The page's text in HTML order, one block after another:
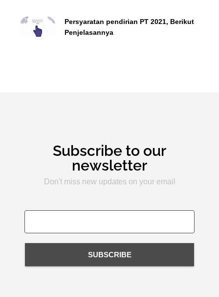
Persyaratan pendirian PT 2021, Berikut
Penjelasannya
Subscribe to our
newsletter
Don't miss new updates on your email
SUBSCRIBE